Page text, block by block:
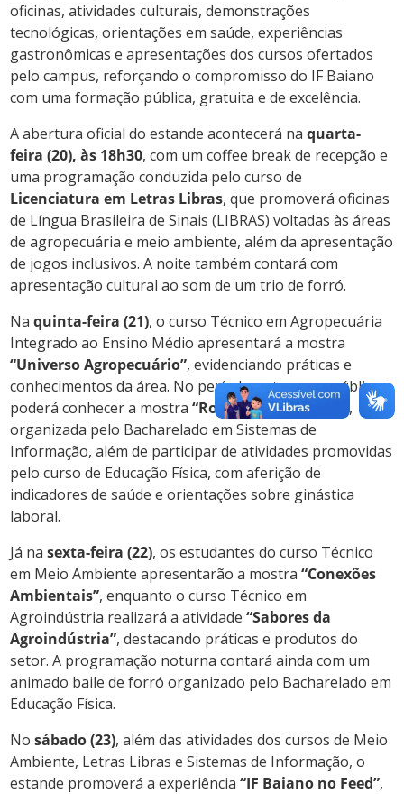
oficinas, atividades culturais, demonstrações
tecnológicas, orientações em saúde, experiências
gastronômicas e apresentações dos cursos ofertados
pelo campus, reforçando o compromisso do IF Baiano
com uma formação pública, gratuita e de excelência.
A abertura oficial do estande acontecerá naquarta-
feira (20), às 18h30, com um coffee break de recepção e
uma programação conduzida pelo curso de
Licenciatura em Letras Libras, que promoverá oficinas
de Língua Brasileira de Sinais (LIBRAS) voltadas às áreas
de agropecuária e meio ambiente, além da apresentação
de jogos inclusivos. A noite também contará com
apresentação cultural ao som de um trio de forró.
Naquinta-feira (21), o curso Técnico em Agropecuária
Integrado ao Ensino Médio apresentará a mostra
“Universo Agropecuário”, evidenciando práticas e
conhecimentos da área. No período noturno, o público
poderá conhecer a mostra“Robótica e Sistemas”,
organizada pelo Bacharelado em Sistemas de
Informação, além de participar de atividades promovidas
pelo curso de Educação Física, com aferição de
indicadores de saúde e orientações sobre ginástica
laboral.
Já nasexta-feira (22), os estudantes do curso Técnico
em Meio Ambiente apresentarão a mostra“Conexões
Ambientais”, enquanto o curso Técnico em
Agroindústria realizará a atividade“Sabores da
Agroindústria”, destacando práticas e produtos do
setor. A programação noturna contará ainda com um
animado baile de forró organizado pelo Bacharelado em
Educação Física.
Nosábado (23), além das atividades dos cursos de Meio
Ambiente, Letras Libras e Sistemas de Informação, o
estande promoverá a experiência“IF Baiano no Feed”,